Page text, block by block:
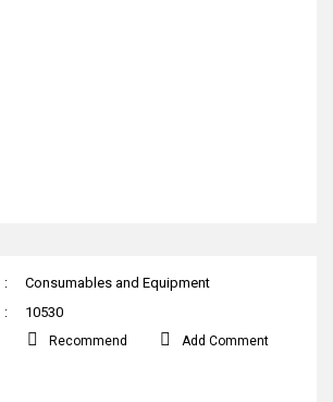
Consumables and Equipment
10530
Recommend Add Comment